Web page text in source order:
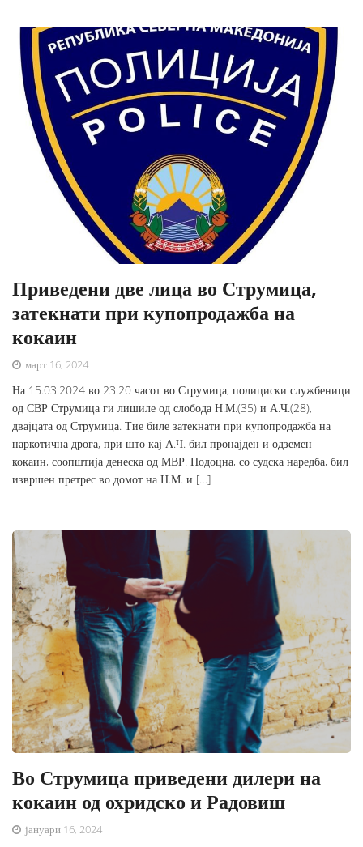
Приведени две лица во Струмица,
затекнати при купопродажба на
кокаин
март 16, 2024
На 15.03.2024 во 23.20 часот во Струмица, полициски службеници
од СВР Струмица ги лишиле од слобода Н.М.(35) и А.Ч.(28),
двајцата од Струмица. Тие биле затекнати при купопродажба на
наркотична дрога, при што кај А.Ч. бил пронајден и одземен
кокаин, соопштија денеска од МВР. Подоцна, со судска наредба, бил
извршен претрес во домот на Н.М. и […]
Во Струмица приведени дилери на
кокаин од охридско и Радовиш
јануари 16, 2024